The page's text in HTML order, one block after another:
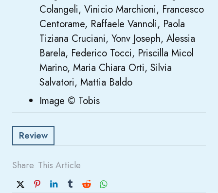
Colangeli, Vinicio Marchioni, Francesco
Centorame, Raffaele Vannoli, Paola
Tiziana Cruciani, Yonv Joseph, Alessia
Barela, Federico Tocci, Priscilla Micol
Marino, Maria Chiara Orti, Silvia
Salvatori, Mattia Baldo
Image © Tobis
Review
Share This Article